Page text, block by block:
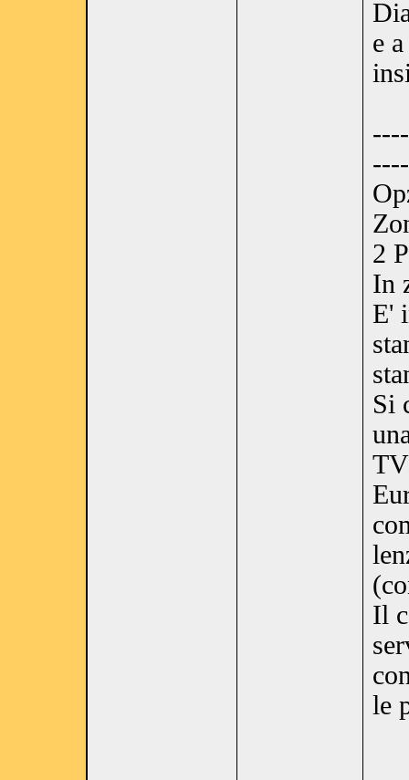
e
2
In
E'
Si
Il
le